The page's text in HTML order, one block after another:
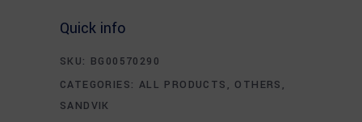
Quick info
SKU: BG00570290
CATEGORIES: ALL PRODUCTS , OTHERS ,
SANDVIK